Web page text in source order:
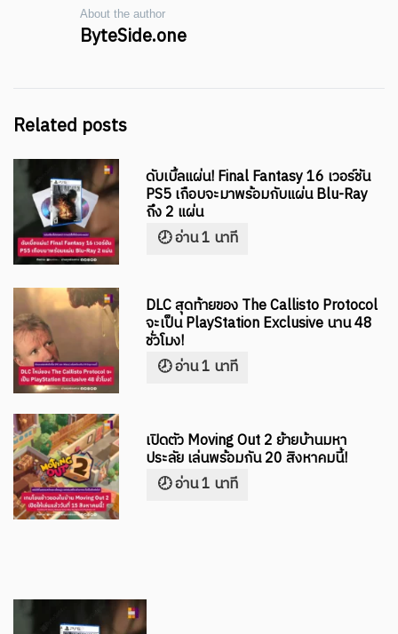
About the author
ByteSide.one
Related posts
ดับเบิ้ลแผ่น! Final Fantasy 16 เวอร์ชัน
PS5 เกือบจะมาพร้อมกับแผ่น Blu-Ray
ถึง 2 แผ่น
DLC สุดท้ายของ The Callisto Protocol
จะเป็น PlayStation Exclusive นาน 48
ชั่วโมง!
เปิดตัว Moving Out 2 ย้ายบ้านมหา
ประลัย เล่นพร้อมกัน 20 สิงหาคมนี้!